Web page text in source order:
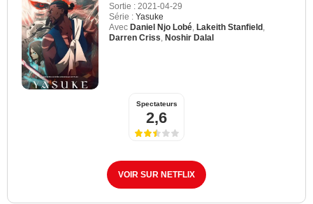
Sortie : 2021-04-29
Série : Yasuke
Avec Daniel Njo Lobé Lakeith Stanfield
Darren Criss Noshir Dalal
Spectateurs
2,6
VOIR SUR NETFLIX